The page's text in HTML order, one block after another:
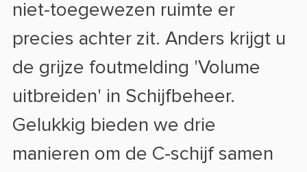
niet-toegewezen ruimte er
precies achter zit. Anders krijgt u
de grijze foutmelding 'Volume
uitbreiden' in Schijfbeheer.
Gelukkig bieden we drie
manieren om de C-schijf samen